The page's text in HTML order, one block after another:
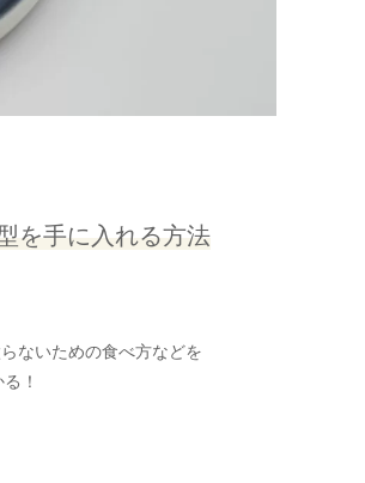
を手に入れる方法
ないための食べ方などを
！